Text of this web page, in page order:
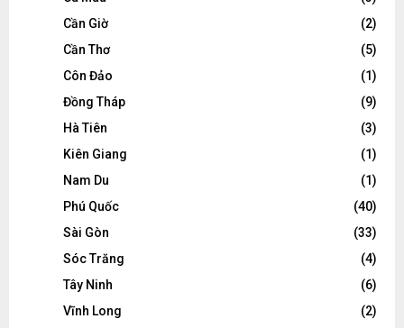
Cần Giờ
(2)
Cần Thơ
(5)
Côn Đảo
(1)
Đồng Tháp
(9)
Hà Tiên
(3)
Kiên Giang
(1)
Nam Du
(1)
Phú Quốc
(40)
Sài Gòn
(33)
Sóc Trăng
(4)
Tây Ninh
(6)
Vĩnh Long
(2)